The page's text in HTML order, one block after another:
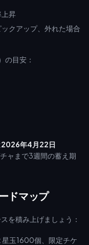
昇
クアップ、外れた場合
の目安：
2026年4月22日
ャまで3週間の蓄え期
ドマップ
を積み上げましょう：
: 星玉1600個、限定チケ